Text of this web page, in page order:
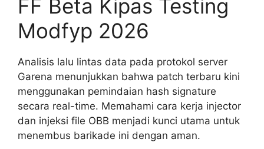
FF Beta Kipas Testing
Modfyp 2026
Analisis lalu lintas data pada protokol server
Garena menunjukkan bahwa patch terbaru kini
menggunakan pemindaian hash signature
secara real-time. Memahami cara kerja injector
dan injeksi file OBB menjadi kunci utama untuk
menembus barikade ini dengan aman.